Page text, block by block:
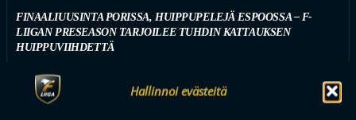
Hallinnoi evästeitä
FINAALIUUSINTA PORISSA, HUIPPUPELEJÄ ESPOOSSA – F-
LIIGAN PRESEASON TARJOILEE TUHDIN KATTAUKSEN
HUIPPUVIIHDETTÄ